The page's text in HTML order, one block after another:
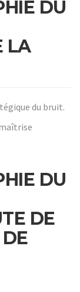
DU
LA
du bruit.
DU
DE